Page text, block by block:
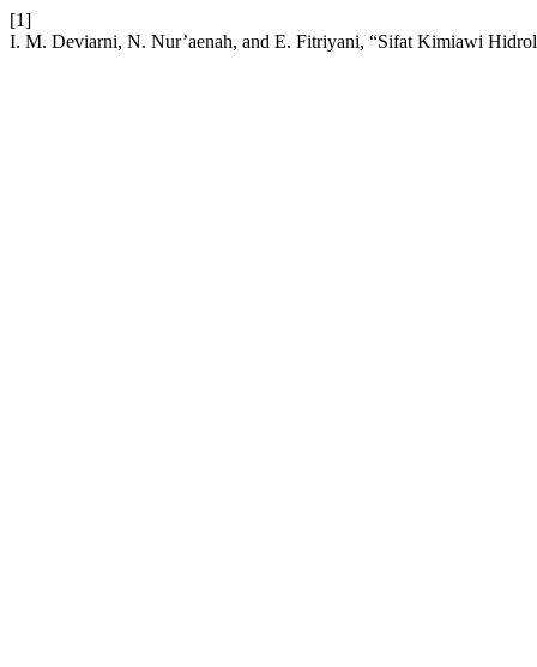
[1]
I. M. Deviarni, N. Nur’aenah, and E. Fitriyani, “Sifat Kimiawi